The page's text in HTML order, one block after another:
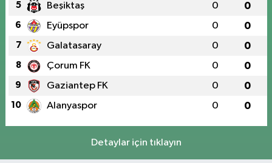
5 Beşiktaş 0 0
6 Eyüpspor 0 0
7 Galatasaray 0 0
8 Çorum FK 0 0
9 Gaziantep FK 0 0
10 Alanyaspor 0 0
Detaylar için tıklayın